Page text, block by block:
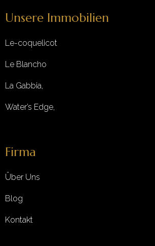
Unsere Immobilien
Le-coquelicot
Le Blancho
La Gabbia,
Water’s Edge,
Firma
Über Uns
Blog
Kontakt